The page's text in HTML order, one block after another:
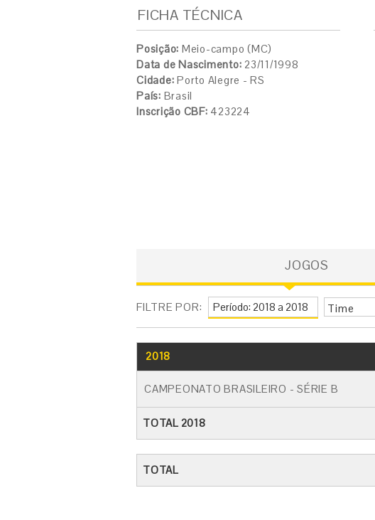
FICHA TÉCNICA
Posição: Meio-campo (MC)
Data de Nascimento: 23/11/1998
Cidade: Porto Alegre - RS
País: Brasil
Inscrição CBF: 423224
JOGOS
FILTRE POR: Time
2018
CAMPEONATO BRASILEIRO - SÉRIE B
TOTAL 2018
TOTAL